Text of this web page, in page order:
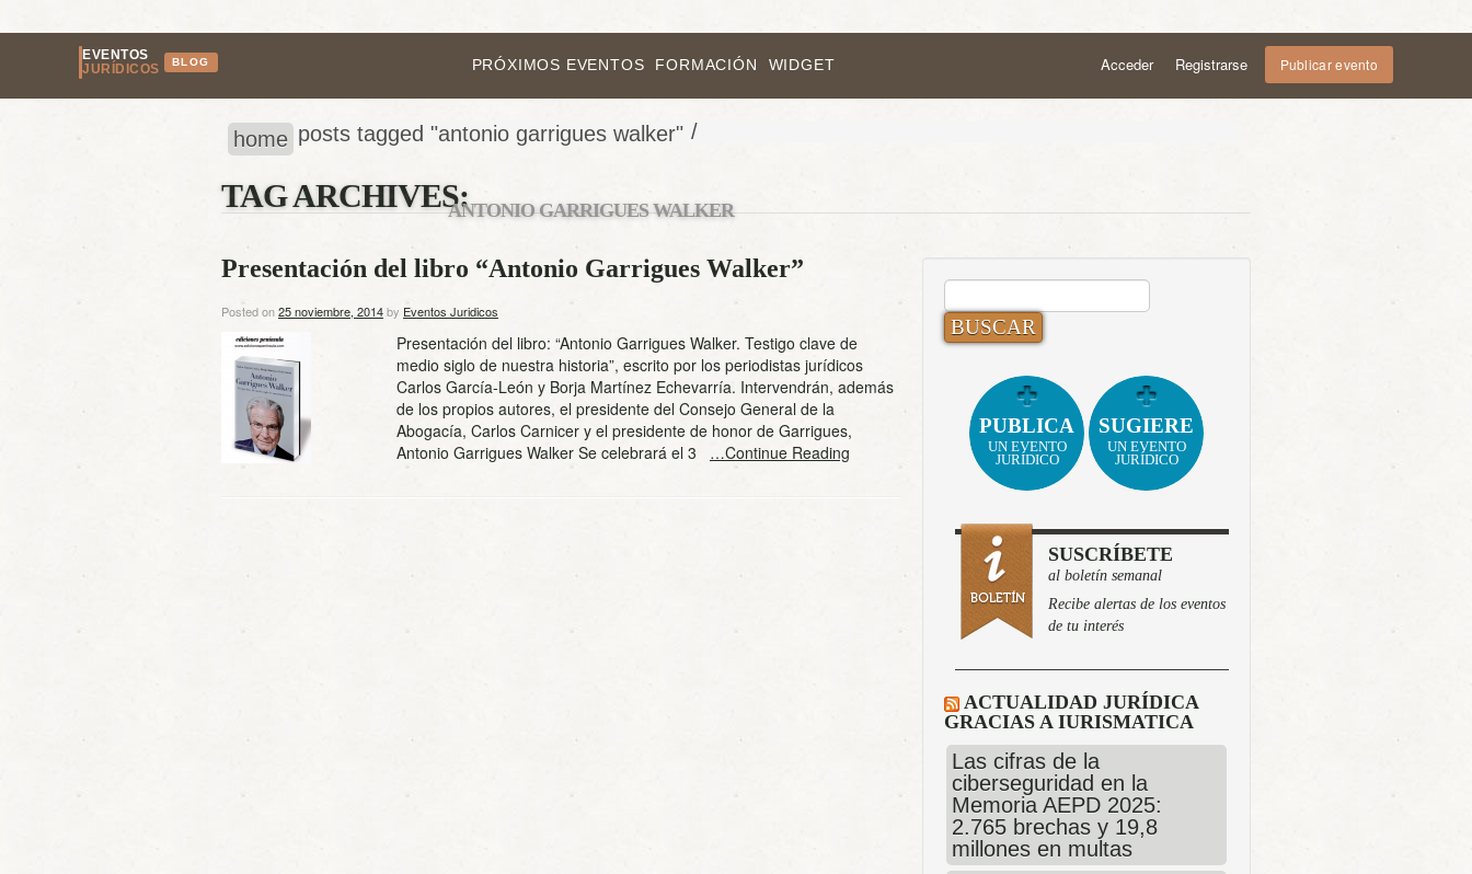
EVENTOS
JURÍDICOS
BLOG PRÓXIMOS EVENTOS FORMACIÓN WIDGET Acceder Registrarse Publicar evento
home /
posts tagged "antonio garrigues walker"
TAG ARCHIVES:ANTONIO GARRIGUES WALKER
Presentación del libro “Antonio Garrigues Walker”
Posted on25 noviembre, 2014by Eventos Juridicos
Presentación del libro: “Antonio Garrigues Walker. Testigo clave de
medio siglo de nuestra historia”, escrito por los periodistas jurídicos
Carlos García-León y Borja Martínez Echevarría. Intervendrán, además
de los propios autores, el presidente del Consejo General de la
Abogacía, Carlos Carnicer y el presidente de honor de Garrigues,
Antonio Garrigues Walker Se celebrará el 3 …Continue Reading
BUSCAR:
PUBLICA
UN EVENTO
JURÍDICO
SUGIERE
UN EVENTO
JURÍDICO
SUSCRÍBETE
al boletín semanal
Recibe alertas de los eventos
de tu interés
ACTUALIDAD JURÍDICA
GRACIAS A IURISMATICA
Las cifras de la
ciberseguridad en la
Memoria AEPD 2025:
2.765 brechas y 19,8
millones en multas